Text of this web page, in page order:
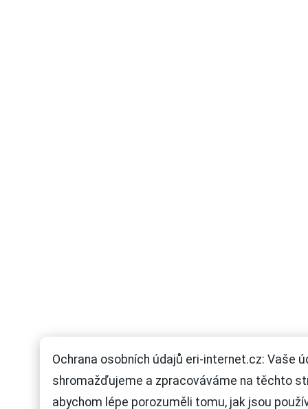
Ochrana osobních údajů eri-internet.cz: Vaše
shromažďujeme a zpracováváme na těchto
abychom lépe porozuměli tomu, jak jsou